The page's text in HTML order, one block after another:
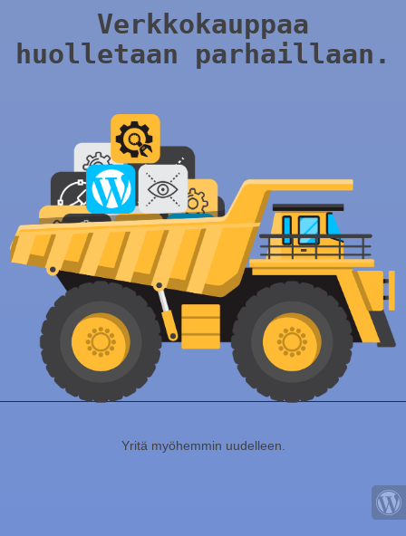
Verkkokauppaa
huolletaan parhaillaan.
Yritä myöhemmin uudelleen.